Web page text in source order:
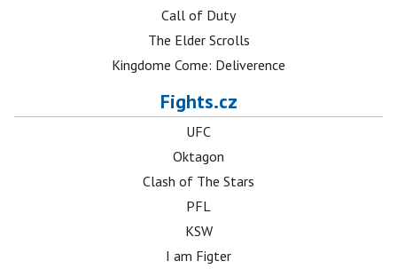
Call of Duty
The Elder Scrolls
Kingdome Come: Deliverence
Fights.cz
UFC
Oktagon
Clash of The Stars
PFL
KSW
I am Figter